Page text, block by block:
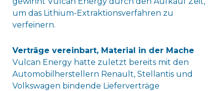
um das Lithium-Extraktionsverfahren zu
verfeinern.
Verträge vereinbart, Material in der Mache
Vulcan Energy hatte zuletzt bereits mit den
Automobilherstellern Renault, Stellantis und
Volkswagen bindende Lieferverträge